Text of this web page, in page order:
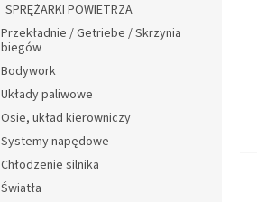
SPRĘŻARKI POWIETRZA
Przekładnie / Getriebe / Skrzynia
biegów
Bodywork
Układy paliwowe
Osie, układ kierowniczy
Systemy napędowe
Chłodzenie silnika
Światła